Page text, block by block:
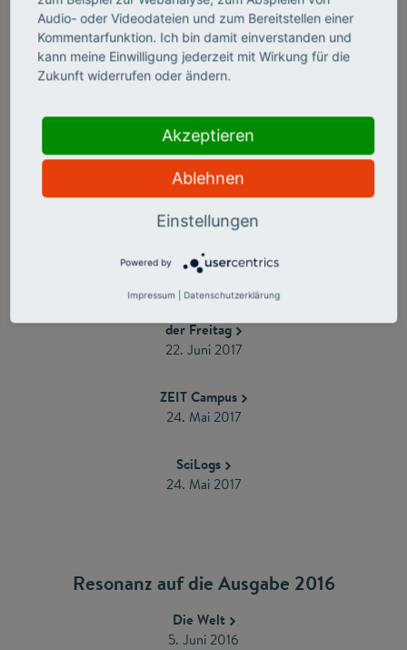
16. Oktober 2017
DER SPIEGEL
25. September 2017 ($)
ARD-Mediathek
21. August 2017 (Video ab Minute 40)
neues deutschland
7. August 2017
Tagesspiegel
der Freitag
22. Juni 2017
ZEIT Campus
24. Mai 2017
SciLogs
24. Mai 2017
Resonanz auf die Ausgabe 2016
Die Welt
5. Juni 2016
Audio- oder Videodateien und zum Bereitstellen einer
Kommentarfunktion. Ich bin damit einverstanden und
kann meine Einwilligung jederzeit mit Wirkung für die
Zukunft widerrufen oder ändern.
Akzeptieren
Ablehnen
Einstellungen
Powered by
Impressum Datenschutzerklärung